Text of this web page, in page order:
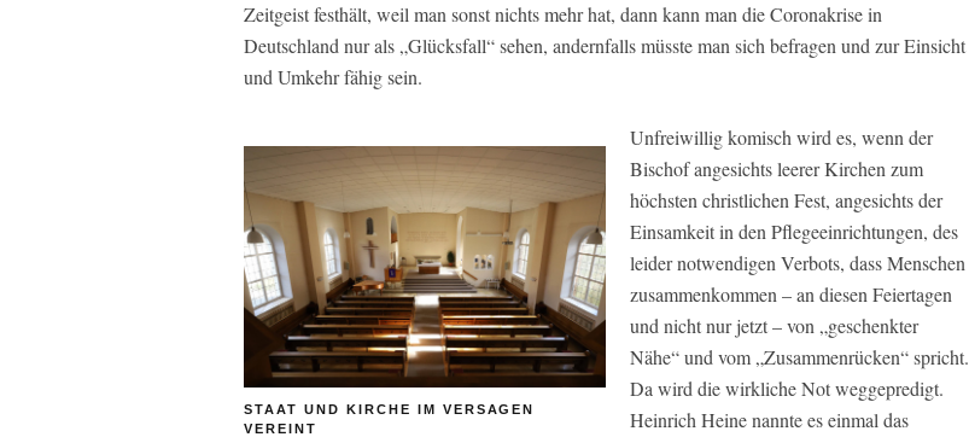
Zeitgeist festhält, weil man sonst nichts mehr hat, dann kann man die Coronakrise in
Deutschland nur als „Glücksfall“ sehen, andernfalls müsste man sich befragen und zur Einsicht
und Umkehr fähig sein.
STAAT UND KIRCHE IM VERSAGEN
VEREINT
Unfreiwillig komisch wird es, wenn der
Bischof angesichts leerer Kirchen zum
höchsten christlichen Fest, angesichts der
Einsamkeit in den Pflegeeinrichtungen, des
leider notwendigen Verbots, dass Menschen
zusammenkommen – an diesen Feiertagen
und nicht nur jetzt – von „geschenkter
Nähe“ und vom „Zusammenrücken“ spricht.
Da wird die wirkliche Not weggepredigt.
Heinrich Heine nannte es einmal das